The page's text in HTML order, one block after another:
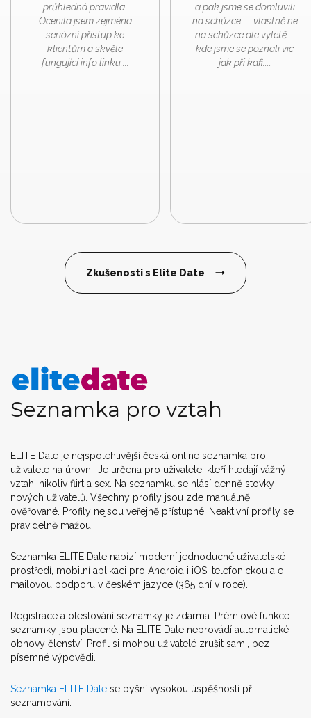
průhledná pravidla.
Ocenila jsem zejména
seriózní přístup ke
klientům a skvěle
fungující info linku....
a pak jsme se domluvili
na schůzce. ... vlastně ne
na schůzce ale výletě....
kde jsme se poznali vic
jak při kafi....
Zkušenosti s Elite Date
Seznamka pro vztah
ELITE Date je nejspolehlivější česká online seznamka pro
uživatele na úrovni. Je určena pro uživatele, kteří hledají vážný
vztah, nikoliv flirt a sex. Na seznamku se hlásí denně stovky
nových uživatelů. Všechny profily jsou zde manuálně
ověřované. Profily nejsou veřejně přístupné. Neaktivní profily se
pravidelně mažou.
Seznamka ELITE Date nabízí moderní jednoduché uživatelské
prostředí, mobilní aplikaci pro Android i iOS, telefonickou a e-
mailovou podporu v českém jazyce (365 dní v roce).
Registrace a otestování seznamky je zdarma. Prémiové funkce
seznamky jsou placené. Na ELITE Date neprovádí automatické
obnovy členství. Profil si mohou uživatelé zrušit sami, bez
písemné výpovědi.
Seznamka ELITE Date se pyšní vysokou úspěšností při
seznamování.